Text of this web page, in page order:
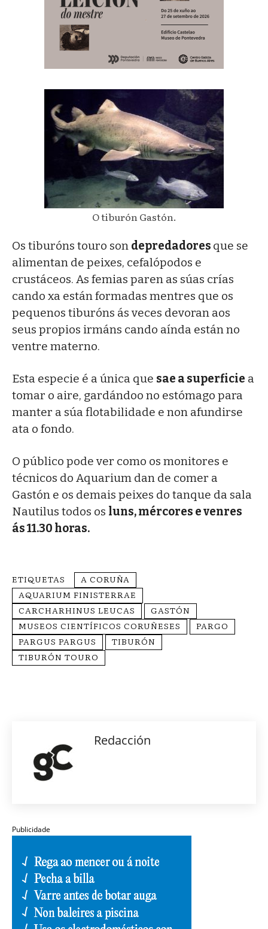
O tiburón Gastón.
Os tiburóns touro son depredadores que se
alimentan de peixes, cefalópodos e
crustáceos. As femias paren as súas crías
cando xa están formadas mentres que os
pequenos tiburóns ás veces devoran aos
seus propios irmáns cando aínda están no
ventre materno.
Esta especie é a única que sae a superficie a
tomar o aire, gardándoo no estómago para
manter a súa flotabilidade e non afundirse
ata o fondo.
O público pode ver como os monitores e
técnicos do Aquarium dan de comer a
Gastón e os demais peixes do tanque da sala
Nautilus todos os luns, mércores e venres
ás 11.30 horas.
ETIQUETAS
A CORUÑA
AQUARIUM FINISTERRAE
CARCHARHINUS LEUCAS
GASTÓN
MUSEOS CIENTÍFICOS CORUÑESES
PARGO
PARGUS PARGUS
TIBURÓN
TIBURÓN TOURO
Redacción
Publicidade